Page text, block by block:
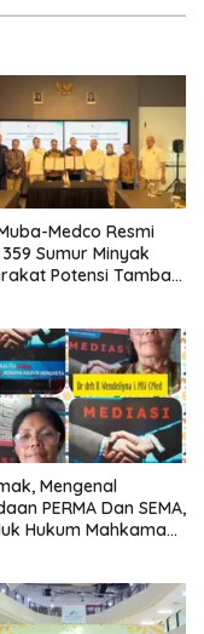
Medco Resmi
Sumur Minyak
Tambah
Mengenal
PERMA Dan SEMA,
Hukum Mahkamah